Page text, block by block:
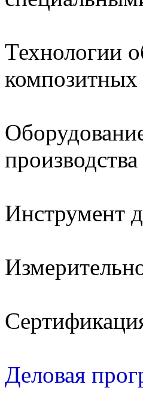
Технологии
композитных
Инструмент
Деловая